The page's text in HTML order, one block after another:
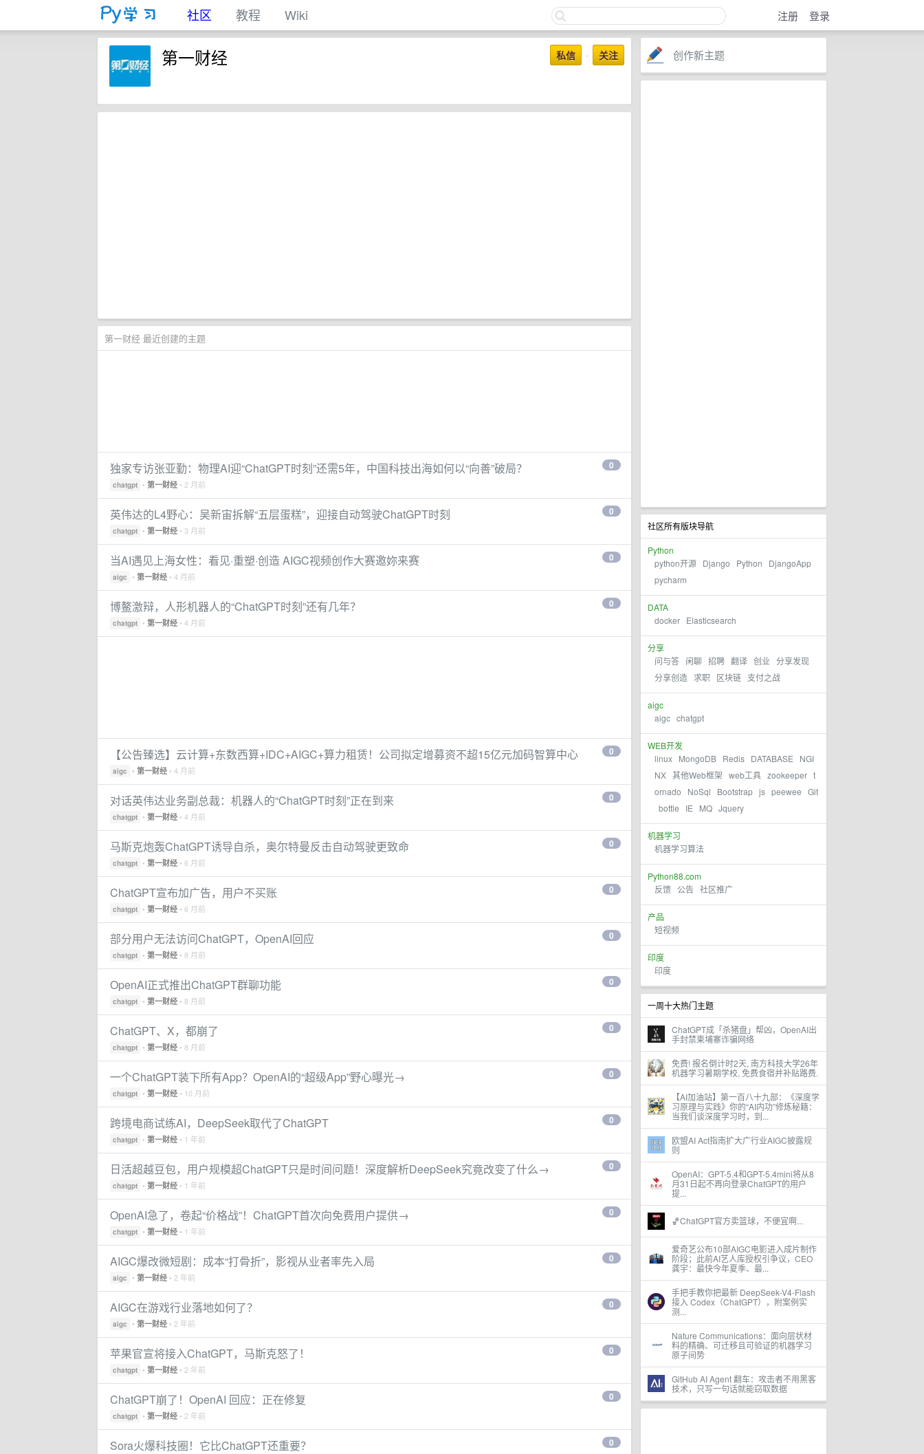
社区 教程 Wiki 注册 登录
创作新主题
社区所有版块导航
Python
python开源 Django Python
DjangoApp
pycharm
DATA
docker Elasticsearch
分享
问与答 闲聊 招聘 翻译 创业 分享发现
分享创造 求职 区块链 支付之战
aigc
aigc chatgpt
WEB开发
linux MongoDB Redis DATABASE
NGI
NX 其他Web框架 web工具 zookeeper t
ornado
NoSql Bootstrap js peewee Git
bottle
IE MQ Jquery
机器学习
机器学习算法
Python88.com
反馈 公告 社区推广
产品
短视频
印度
印度
一周十大热门主题
ChatGPT成「杀猪盘」帮凶，OpenAI出
手封禁柬埔寨诈骗网络
免费! 报名倒计时2天, 南方科技大学26年
机器学习暑期学校, 免费食宿并补贴路费.
【AI加油站】第一百八十九部：《深度学
习原理与实践》你的“AI内功”修炼秘籍：
当我们谈深度学习时，到...
欧盟AI Act指南扩大广行业AIGC披露规
则
OpenAI：GPT-5.4和GPT-5.4mini将从8
月31日起不再向登录ChatGPT的用户
提...
🏀ChatGPT官方卖篮球，不便宜啊...
爱奇艺公布10部AIGC电影进入成片制作
阶段；此前AI艺人库授权引争议，CEO
龚宇：最快今年夏季、最...
手把手教你把最新 DeepSeek-V4-Flash
接入 Codex（ChatGPT），附案例实
测...
Nature Communications：面向层状材
料的精确、可迁移且可验证的机器学习
原子间势
GitHub AI Agent 翻车：攻击者不用黑客
技术，只写一句话就能窃取数据
私信 • 关注
第一财经
第一财经 最近创建的主题
0
独家专访张亚勤：物理AI迎“ChatGPT时刻”还需5年，中国科技出海如何以“向善”破局？
chatgpt • 第一财经 • 2 月前
0
英伟达的L4野心：吴新宙拆解“五层蛋糕”，迎接自动驾驶ChatGPT时刻
chatgpt • 第一财经 • 3 月前
0
当AI遇见上海女性：看见·重塑·创造 AIGC视频创作大赛邀妳来赛
aigc • 第一财经 • 4 月前
0
博鳌激辩，人形机器人的“ChatGPT时刻”还有几年？
chatgpt • 第一财经 • 4 月前
0
【公告臻选】云计算+东数西算+IDC+AIGC+算力租赁！公司拟定增募资不超15亿元加码智算中心
aigc • 第一财经 • 4 月前
0
对话英伟达业务副总裁：机器人的“ChatGPT时刻”正在到来
chatgpt • 第一财经 • 4 月前
0
马斯克炮轰ChatGPT诱导自杀，奥尔特曼反击自动驾驶更致命
chatgpt • 第一财经 • 6 月前
0
ChatGPT宣布加广告，用户不买账
chatgpt • 第一财经 • 6 月前
0
部分用户无法访问ChatGPT，OpenAI回应
chatgpt • 第一财经 • 8 月前
0
OpenAI正式推出ChatGPT群聊功能
chatgpt • 第一财经 • 8 月前
0
ChatGPT、X，都崩了
chatgpt • 第一财经 • 8 月前
0
一个ChatGPT装下所有App？OpenAI的“超级App”野心曝光→
chatgpt • 第一财经 • 10 月前
0
跨境电商试练AI，DeepSeek取代了ChatGPT
chatgpt • 第一财经 • 1 年前
0
日活超越豆包，用户规模超ChatGPT只是时间问题！深度解析DeepSeek究竟改变了什么→
chatgpt • 第一财经 • 1 年前
0
OpenAI急了，卷起“价格战”！ChatGPT首次向免费用户提供→
chatgpt • 第一财经 • 1 年前
0
AIGC爆改微短剧：成本“打骨折”，影视从业者率先入局
aigc • 第一财经 • 2 年前
0
AIGC在游戏行业落地如何了？
aigc • 第一财经 • 2 年前
0
苹果官宣将接入ChatGPT，马斯克怒了！
chatgpt • 第一财经 • 2 年前
0
ChatGPT崩了！OpenAI 回应：正在修复
chatgpt • 第一财经 • 2 年前
0
Sora火爆科技圈！它比ChatGPT还重要？